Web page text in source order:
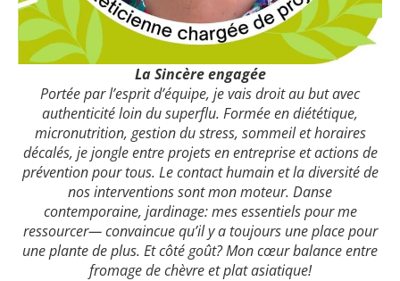
La Sincère engagée
Portée par l’esprit d’équipe, je vais droit au but avec
authenticité loin du superflu. Formée en diététique,
micronutrition, gestion du stress, sommeil et horaires
décalés, je jongle entre projets en entreprise et actions de
prévention pour tous. Le contact humain et la diversité de
nos interventions sont mon moteur. Danse
contemporaine, jardinage: mes essentiels pour me
ressourcer— convaincue qu’il y a toujours une place pour
une plante de plus. Et côté goût? Mon cœur balance entre
fromage de chèvre et plat asiatique!